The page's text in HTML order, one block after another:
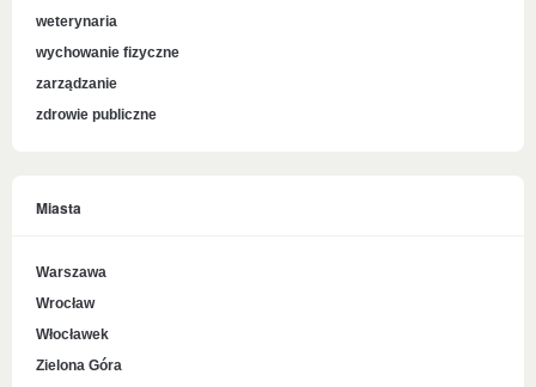
weterynaria
wychowanie fizyczne
zarządzanie
zdrowie publiczne
Miasta
Warszawa
Wrocław
Włocławek
Zielona Góra